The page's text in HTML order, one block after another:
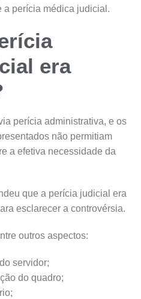
a perícia médica judicial.
era
perícia administrativa, e os
não permitiam
a efetiva necessidade da
que a perícia judicial era
esclarecer a controvérsia.
outros aspectos:
servidor;
do quadro;